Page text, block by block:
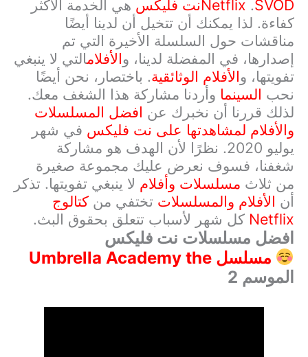
SVOD
.
Netflixنت فليکسهي الخدمة الأكثر
كفاءة. لذا يمكنك أن تتخيل أن لدينا أيضًا
مناقشات حول السلسلة الأخيرة التي تم
إصدارها، في المفضلة لدينا، و الأفلامالتي لا ينبغي
تفويتها، و الأفلام الوثائقية. باختصار، نحن أيضًا
نحبالسينماوأردنا مشاركة هذا الشغف معك.
لذلك قررنا أن نخبرك عنافضل المسلسلات
والأفلام لمشاهدتها على نت فليکسفي شهر
يوليو 2020. نظرًا لأن الهدف هو مشاركة
شغفنا، فسوف نعرض عليك مجموعة صغيرة
من ثلاثمسلسلات وأفلاملا ينبغي تفويتها. تذكر
أنالأفلام والمسلسلاتتختفي منكتالوج
Netflix كل شهر لأسباب تتعلق بحقوق البث.
افضل مسلسلات نت فلیکس
مسلسلthe
Umbrella Academy
الموسم 2